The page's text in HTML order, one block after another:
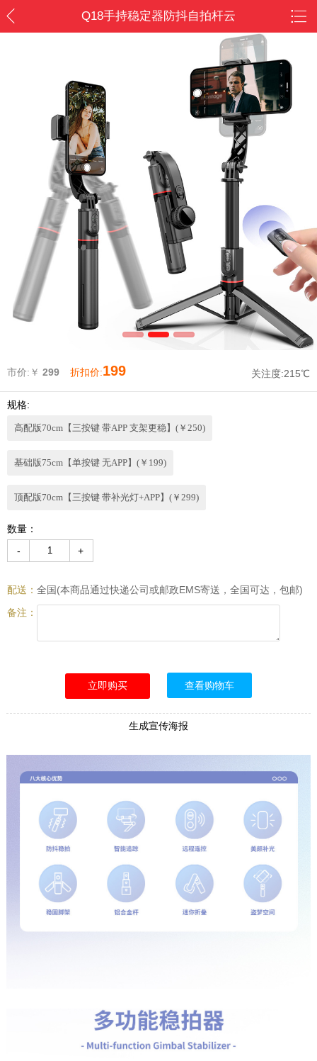
Q18手持稳定器防抖自拍杆云
台稳拍器直播三脚架桌面手机
支架/户外游玩
市价:￥ 299 折扣价:199 关注度:215℃
规格:
高配版70cm【三按键 带APP 支架更稳】(￥250)
基础版75cm【单按键 无APP】(￥199)
顶配版70cm【三按键 带补光灯+APP】(￥299)
数量：
-
+
配送： 全国(本商品通过快递公司或邮政EMS寄送，全国可达，包邮)
备注：
查看购物车
生成宣传海报